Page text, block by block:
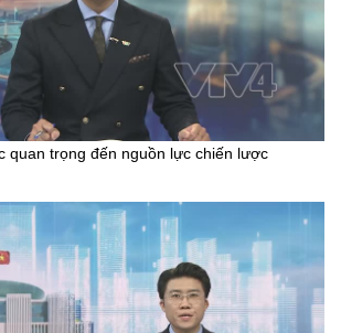
quan trọng đến nguồn lực chiến lược